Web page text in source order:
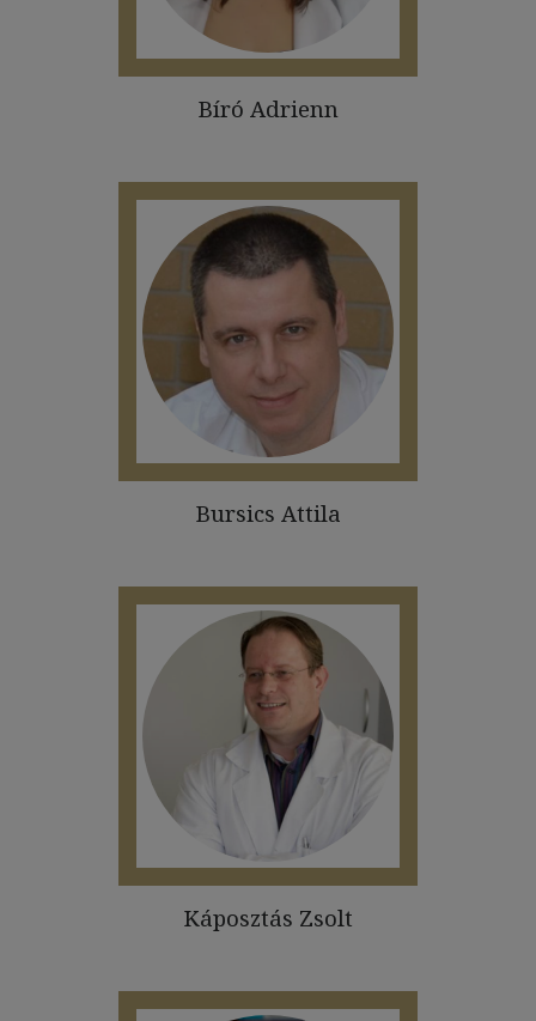
Bíró Adrienn
Bursics Attila
Káposztás Zsolt